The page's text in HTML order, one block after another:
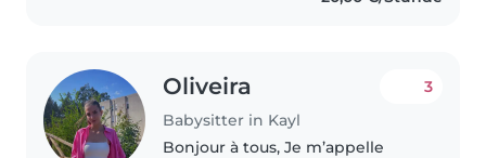
Oliveira
Babysitter in Kayl
3
Bonjour à tous, Je m’appelle